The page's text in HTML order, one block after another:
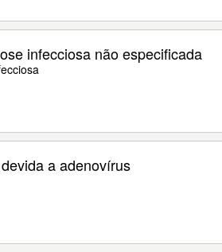
infecciosa não especificada
a adenovírus